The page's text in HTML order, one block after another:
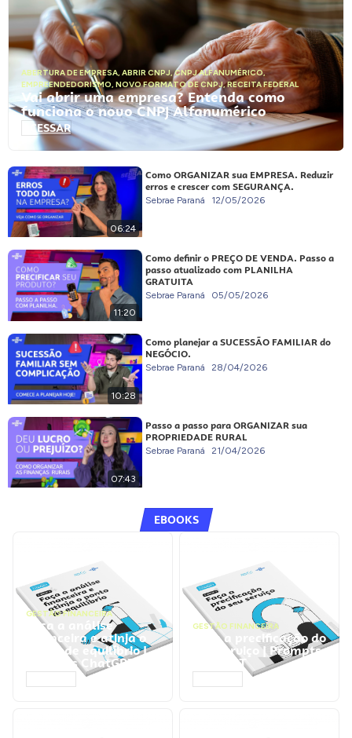
ABERTURA DE EMPRESA, ABRIR CNPJ,CNPJ ALFANUMÉRICO,
EMPREENDEDORISMO, NOVO FORMATO DE CNPJ,RECEITA FEDERAL
Vai abrir uma empresa? Entenda como
funciona o novo CNPJ Alfanumérico
ACESSAR
06:24
Como ORGANIZAR sua EMPRESA. Reduzir
erros e crescer com SEGURANÇA.
Sebrae Paraná 12/05/2026
11:20
Como definir o PREÇO DE VENDA. Passo a
passo atualizado com PLANILHA
GRATUITA
Sebrae Paraná 05/05/2026
10:28
Como planejar a SUCESSÃO FAMILIAR do
NEGÓCIO.
Sebrae Paraná 28/04/2026
07:43
Passo a passo para ORGANIZAR sua
PROPRIEDADE RURAL
Sebrae Paraná 21/04/2026
EBOOKS
GESTÃO FINANCEIRA
Faça a análise
financeira e atinja o
ponto de equilíbrio |
Prompts ChatGPT
GESTÃO FINANCEIRA
Faça a precificação do
seu serviço | Prompts
ChatGPT